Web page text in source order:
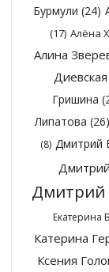
Бурмули (24)
(17) Алёна
Алина
Диевская
Гришина
Липатова (26)
(8) Дмитрий
Екатерина
Катерина
Ксения